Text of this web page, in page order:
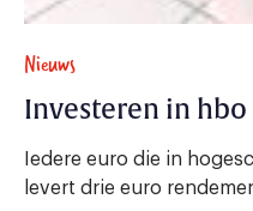
Nieuws
Investeren in
Iedere euro die in
levert drie euro